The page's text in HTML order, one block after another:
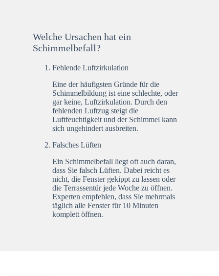
Welche Ursachen hat ein
Schimmelbefall?
Fehlende Luftzirkulation
Eine der häufigsten Gründe für die
Schimmelbildung ist eine schlechte, oder
gar keine, Luftzirkulation. Durch den
fehlenden Luftzug steigt die
Luftfeuchtigkeit und der Schimmel kann
sich ungehindert ausbreiten.
Falsches Lüften
Ein Schimmelbefall liegt oft auch daran,
dass Sie falsch Lüften. Dabei reicht es
nicht, die Fenster gekippt zu lassen oder
die Terrassentür jede Woche zu öffnen.
Experten empfehlen, dass Sie mehrmals
täglich alle Fenster für 10 Minuten
komplett öffnen.